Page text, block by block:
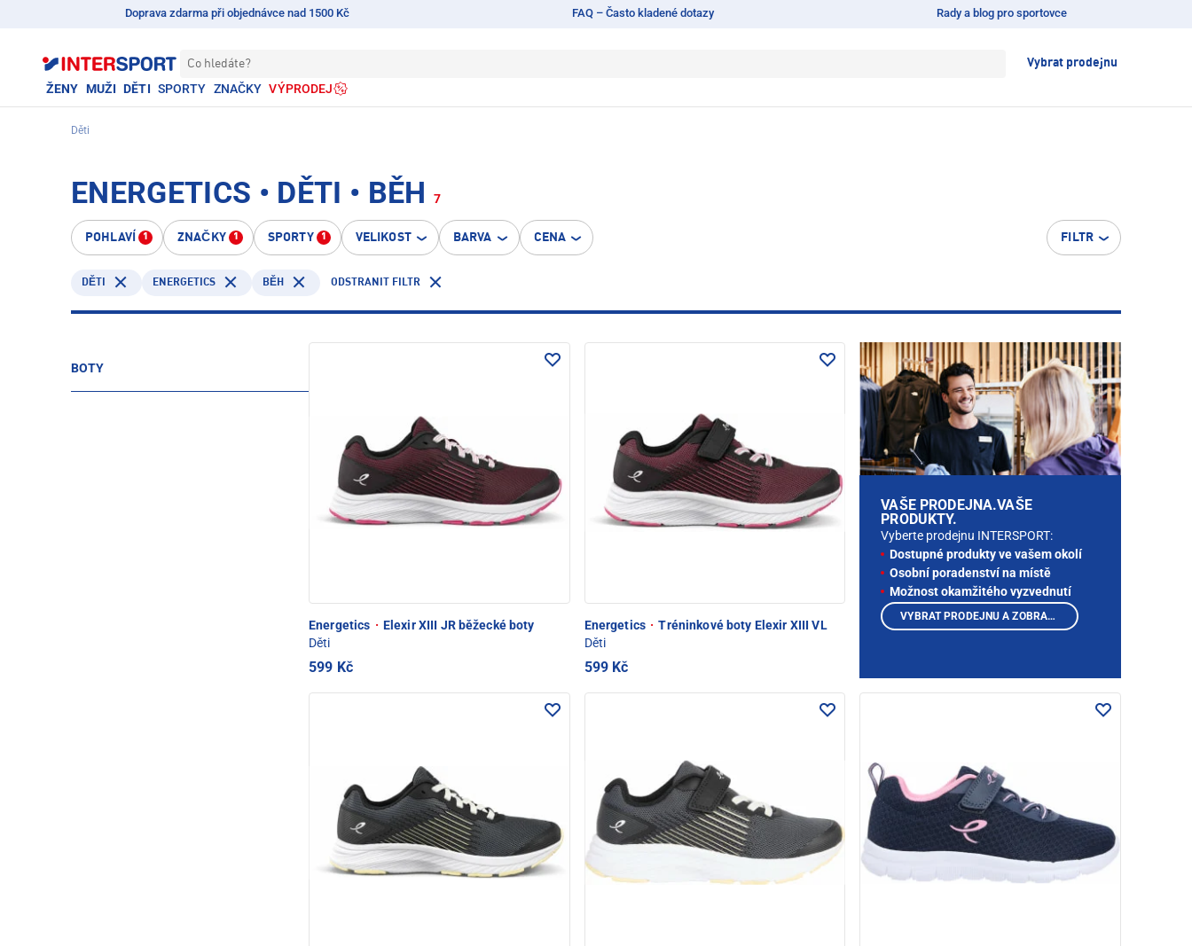
Doprava zdarma při objednávce nad 1500 Kč FAQ – Často kladené dotazy Rady a blog pro sportovce
Co hledáte? Vybrat prodejnu
ŽENY MUŽI DĚTI SPORTY ZNAČKY VÝPRODEJ
Děti
ENERGETICS • DĚTI • BĚH 7
POHLAVÍ 1 ZNAČKY 1 SPORTY 1 VELIKOST BARVA CENA FILTR
DĚTI ENERGETICS BĚH ODSTRANIT FILTR
BOTY
Energetics · Elexir XIII JR běžecké boty
Děti
599 Kč
Energetics · Tréninkové boty Elexir XIII VL
Děti
599 Kč
VAŠE PRODEJNA.VAŠE
PRODUKTY.
Vyberte prodejnu INTERSPORT:
Dostupné produkty ve vašem okolí
Osobní poradenství na místě
Možnost okamžitého vyzvednutí
VYBRAT PRODEJNU A ZOBRAZIT PRODUKTY